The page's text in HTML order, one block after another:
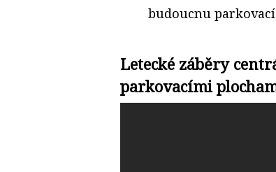
budoucnu
Letecké záběry
parkovacími